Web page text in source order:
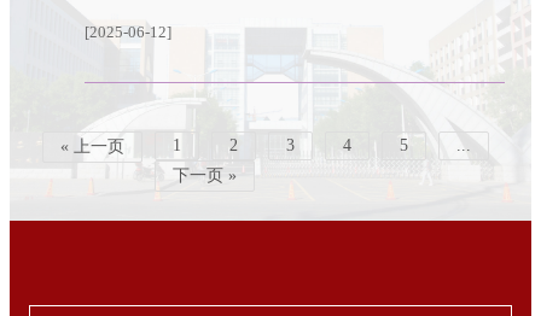
[2025-06-12]
« 上一页 1 2 3 4 5
下一页 »